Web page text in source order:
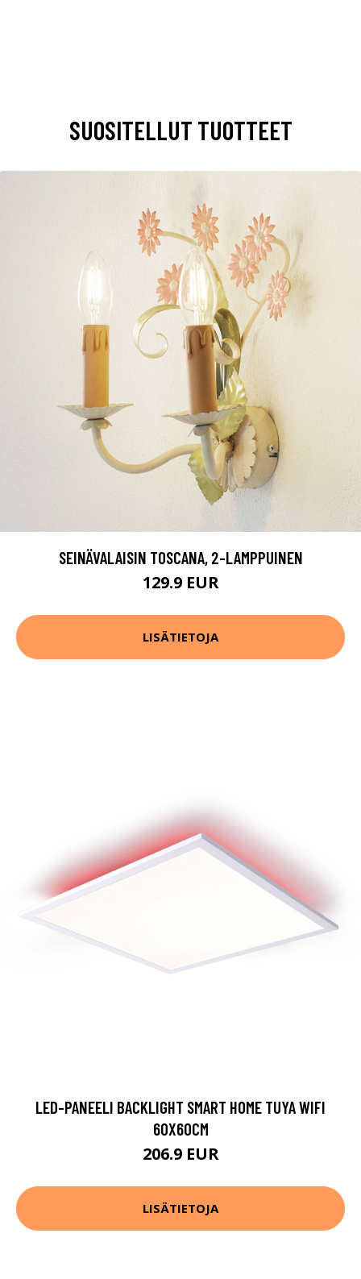
SUOSITELLUT TUOTTEET
SEINÄVALAISIN TOSCANA, 2-LAMPPUINEN
129.9 EUR
LISÄTIETOJA
LED-PANEELI BACKLIGHT SMART HOME TUYA WIFI
60X60CM
206.9 EUR
LISÄTIETOJA